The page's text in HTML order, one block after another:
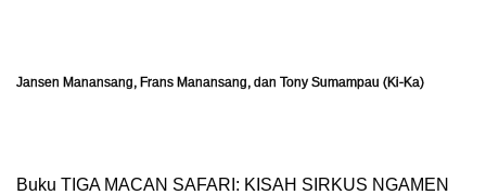
Jansen Manansang, Frans Manansang, dan Tony Sumampau (Ki-Ka)
Buku TIGA MACAN SAFARI: KISAH SIRKUS NGAMEN